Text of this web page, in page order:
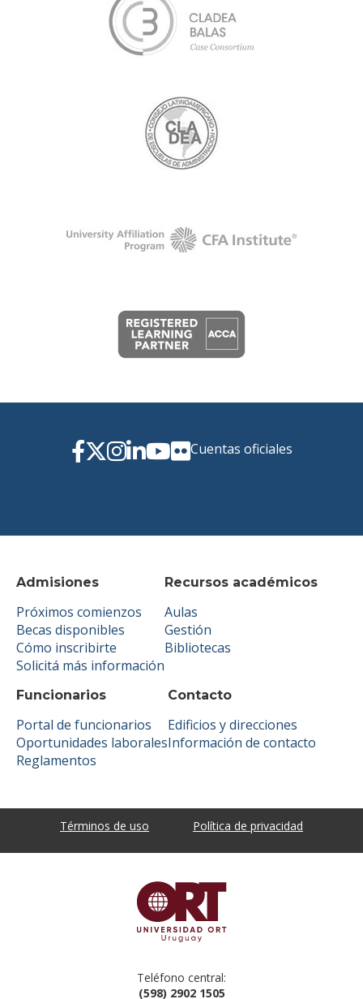
Admisiones
Próximos comienzos
Becas disponibles
Cómo inscribirte
Solicitá más información
Recursos académicos
Aulas
Gestión
Bibliotecas
Funcionarios
Portal de funcionarios
Oportunidades laborales
Reglamentos
Contacto
Edificios y direcciones
Información de contacto
Cuentas oficiales
Términos de uso Política de privacidad
Teléfono central:
(598) 2902 1505